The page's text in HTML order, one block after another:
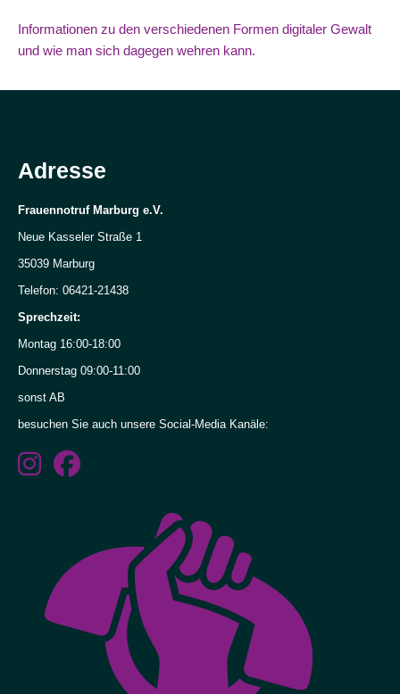
"Ehre"
Belästigung
Digitale
&
Catcalling
Projekte
Beratung
mich.
Beratung
vor
Ort!
Mädchen
mit
Behinderungen
Informationen zu den verschiedenen Formen digitaler Gewalt
und wie man sich dagegen wehren kann.
Adresse
Frauennotruf Marburg e.V.
Neue Kasseler Straße 1
35039 Marburg
Telefon: 06421-21438
Sprechzeit:
Montag 16:00-18:00
Donnerstag 09:00-11:00
sonst AB
besuchen Sie auch unsere Social-Media Kanäle: